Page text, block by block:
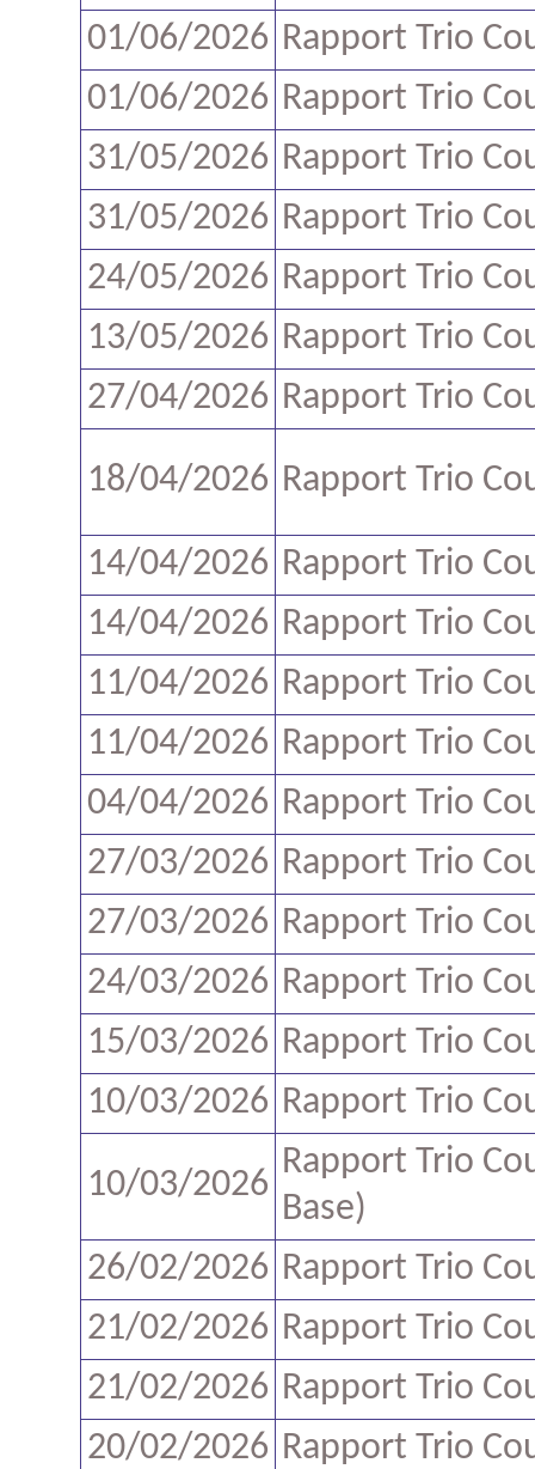
01/06/2026 Rapport Trio
01/06/2026 Rapport Trio
31/05/2026 Rapport Trio
31/05/2026 Rapport Trio
24/05/2026 Rapport Trio
13/05/2026 Rapport Trio
27/04/2026 Rapport Trio
18/04/2026 Rapport Trio
14/04/2026 Rapport Trio
14/04/2026 Rapport Trio
11/04/2026 Rapport Trio
11/04/2026 Rapport Trio
04/04/2026 Rapport Trio
27/03/2026 Rapport Trio
27/03/2026 Rapport Trio
24/03/2026 Rapport Trio
15/03/2026 Rapport Trio
10/03/2026 Rapport Trio
10/03/2026
Rapport Trio
Base)
26/02/2026 Rapport Trio
21/02/2026 Rapport Trio
21/02/2026 Rapport Trio
20/02/2026 Rapport Trio